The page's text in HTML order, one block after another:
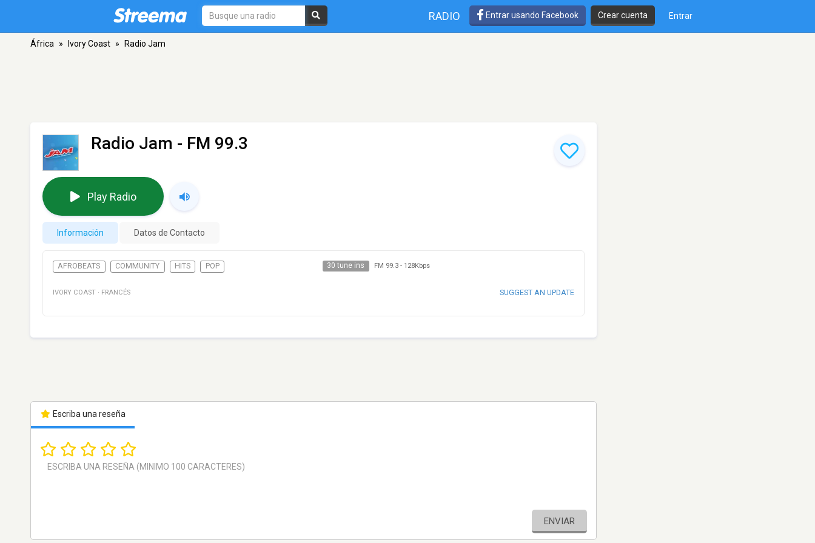
RADIO Entrar usando Facebook Crear cuenta Entrar
África » Ivory Coast » Radio Jam
Radio Jam - FM 99.3
Play Radio
Información Datos de Contacto
AFROBEATS COMMUNITY HITS POP 30 tune ins FM 99.3- 128Kbps
IVORY COAST · FRANCÉS SUGGEST AN UPDATE
Escriba una reseña
ENVIAR